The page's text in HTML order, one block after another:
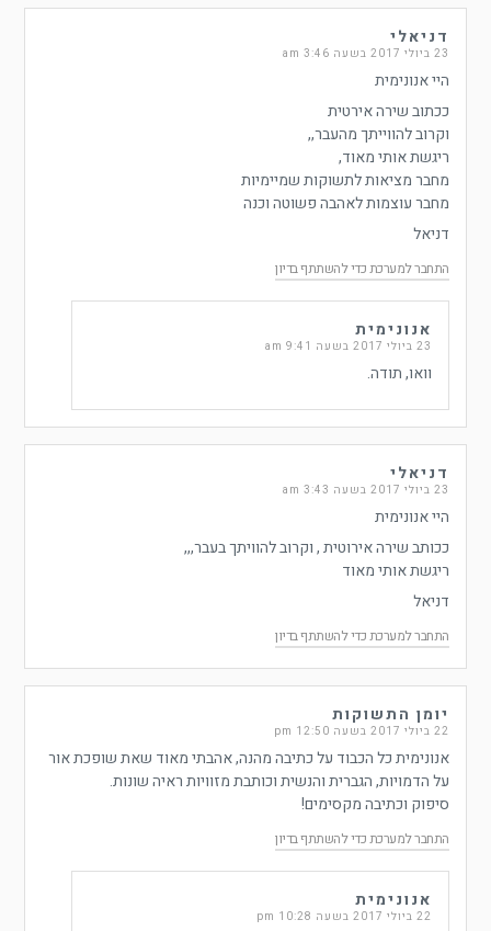
דניאלי
23 ביולי 2017 בשעה 3:46 am
היי אנונימית
ככתוב שירה אירטית
וקרוב להווייתך מהעבר,,
ריגשת אותי מאוד,
מחבר מציאות לתשוקות שמיימיות
מחבר עוצמות לאהבה פשוטה וכנה
דניאל
התחבר למערכת כדי להשתתף בדיון
אנונימית
23 ביולי 2017 בשעה 9:41 am
וואו, תודה.
דניאלי
23 ביולי 2017 בשעה 3:43 am
היי אנונימית
ככותב שירה אירוטית , וקרוב להוויתך בעבר,,,
ריגשת אותי מאוד
דניאל
התחבר למערכת כדי להשתתף בדיון
יומן התשוקות
22 ביולי 2017 בשעה 12:50 pm
אנונימית כל הכבוד על כתיבה מהנה, אהבתי מאוד שאת שופכת אור
על הדמויות, הגברית והנשית וכותבת מזוויות ראיה שונות.
סיפוק וכתיבה מקסימים!
התחבר למערכת כדי להשתתף בדיון
אנונימית
22 ביולי 2017 בשעה 10:28 pm